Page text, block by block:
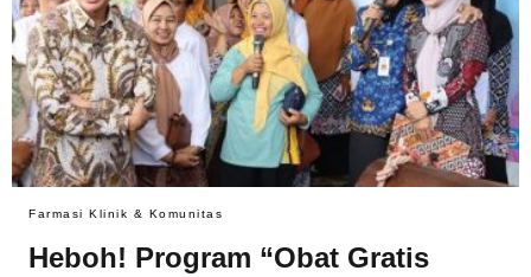
Farmasi Klinik & Komunitas
Heboh! Program “Obat Gratis